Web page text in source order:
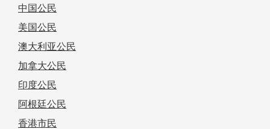
中国公民
美国公民
澳大利亚公民
加拿大公民
印度公民
阿根廷公民
香港市民